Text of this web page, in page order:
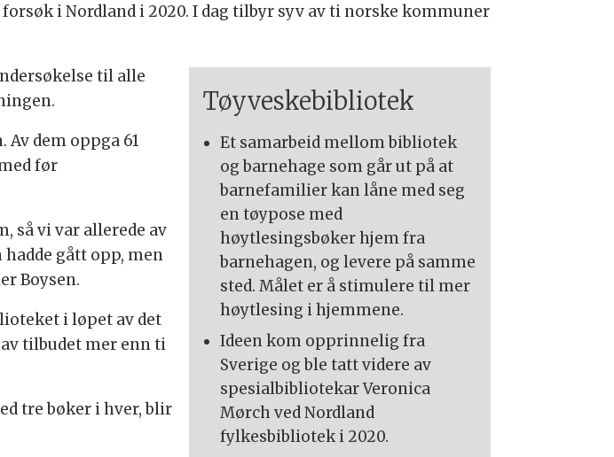
i Nordland i 2020. I dag tilbyr syv av ti norske kommuner
Tøyveskebibliotek
Et samarbeid mellom bibliotek
og barnehage som går ut på at
barnefamilier kan låne med seg
en tøypose med
høytlesingsbøker hjem fra
barnehagen, og levere på samme
sted. Målet er å stimulere til mer
høytlesing i hjemmene.
Ideen kom opprinnelig fra
Sverige og ble tatt videre av
spesialbibliotekar Veronica
Mørch ved Nordland
fylkesbibliotek i 2020.
til alle
dem oppga 61
før
så vi var allerede av
gått opp, men
Boysen.
i løpet av det
tilbudet mer enn ti
tre bøker i hver, blir